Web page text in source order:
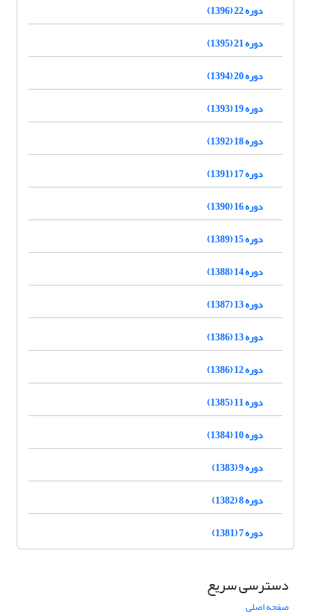
دوره 22 (1396)
دوره 21 (1395)
دوره 20 (1394)
دوره 19 (1393)
دوره 18 (1392)
دوره 17 (1391)
دوره 16 (1390)
دوره 15 (1389)
دوره 14 (1388)
دوره 13 (1387)
دوره 13 (1386)
دوره 12 (1386)
دوره 11 (1385)
دوره 10 (1384)
دوره 9 (1383)
دوره 8 (1382)
دوره 7 (1381)
دسترسی سریع
صفحه اصلی